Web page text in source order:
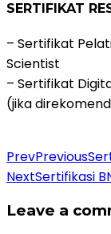
SERTIFIKAT
– Sertifikat
Scientist
– Sertifikat
(jika
PrevPrevious
NextSertifikasi
Leave a